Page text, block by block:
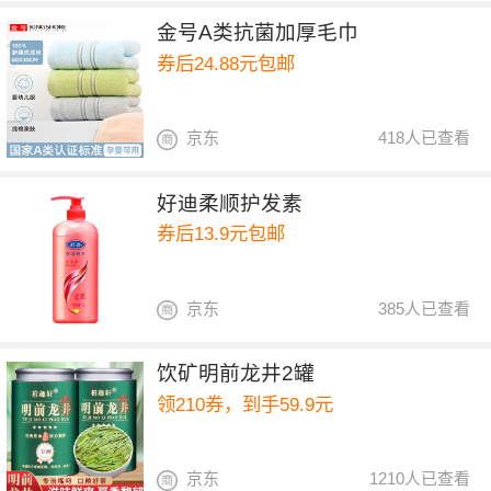
金号A类抗菌加厚毛巾
券后24.88元包邮
418人已查看
京东
好迪柔顺护发素
券后13.9元包邮
385人已查看
京东
饮矿明前龙井2罐
领210券，到手59.9元
1210人已查看
京东